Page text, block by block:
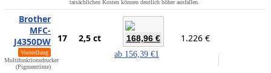
tatsächlichen Kosten können deutlich höher ausfallen.
Brother
MFC-
J4350DW
Vorstellung
Multifunktionsdrucker
(Pigmenttinte)
17 2,5 ct 168,96 €
ab 156,39 €1
1.226 €